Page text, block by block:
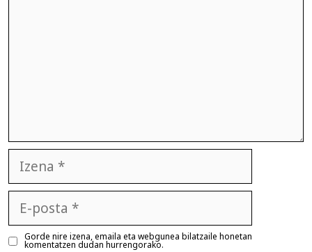
posta
Gorde nire izena, emaila eta webgunea bilatzaile honetan
komentatzen dudan hurrengorako.